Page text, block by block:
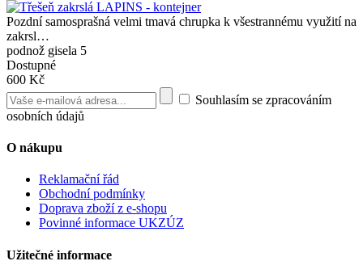
Pozdní samosprašná velmi tmavá chrupka k všestrannému využití na
zakrsl…
podnož gisela 5
Dostupné
600 Kč
Souhlasím se zpracováním
osobních údajů
O nákupu
Reklamační řád
Obchodní podmínky
Doprava zboží z e-shopu
Povinné informace UKZÚZ
Užitečné informace